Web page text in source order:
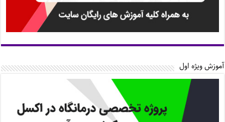
آموزش ویژه اول